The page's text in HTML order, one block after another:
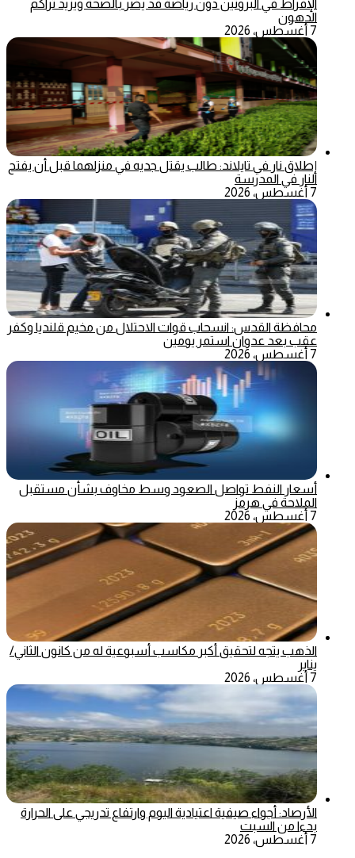
الإفراط في البروتين دون رياضة قد يضر بالصحة ويزيد تراكم
الدهون
7 أغسطس، 2026
إطلاق نار في تايلاند: طالب يقتل جديه في منزلهما قبل أن يفتح
النار في المدرسة
7 أغسطس، 2026
محافظة القدس: انسحاب قوات الاحتلال من مخيم قلنديا وكفر
عقب بعد عدوان استمر يومين
7 أغسطس، 2026
أسعار النفط تواصل الصعود وسط مخاوف بشأن مستقبل
الملاحة في هرمز
7 أغسطس، 2026
الذهب يتجه لتحقيق أكبر مكاسب أسبوعية له من كانون الثاني/
يناير
7 أغسطس، 2026
الأرصاد: أجواء صيفية اعتيادية اليوم وارتفاع تدريجي على الحرارة
بدءا من السبت
7 أغسطس، 2026